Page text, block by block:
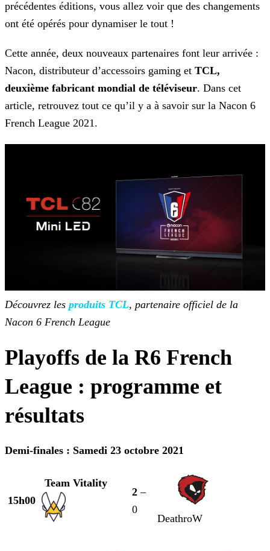
précédentes éditions, vous allez voir que des changements
ont été opérés pour dynamiser le tout !
Cette année, deux nouveaux partenaires font leur arrivée :
Nacon, distributeur d’accessoirs gaming et TCL,
deuxième fabricant mondial de téléviseur. Dans cet
article, retrouvez tout ce qu’il y a à savoir sur la Nacon 6
French League 2021.
Découvrez les produits TCL, partenaire officiel de la
Nacon 6 French League
Playoffs de la R6 French
League : programme et
résultats
Demi-finales : Samedi 23 octobre 2021
15h00
Team Vitality
2 –
0
DeathroW